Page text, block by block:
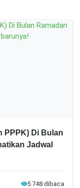
PPPK) Di Bulan
Jadwal
5.748 dibaca